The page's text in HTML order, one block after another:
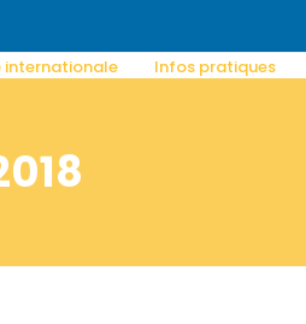
internationale Infos pratiques